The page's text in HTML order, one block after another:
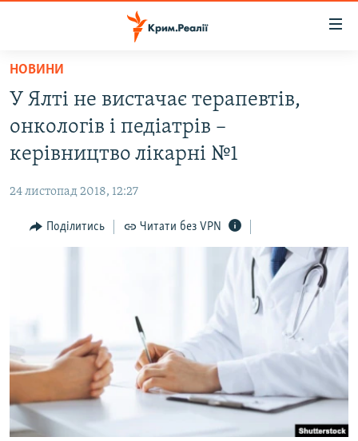
Перейти
основного
матеріалу
Перейти
до
основної
Перейти
ВІДЕО ТА ФОТО
БЛОГИ
ПОГЛЯД
ДЕПОРТАЦІЯ
ВІДЕОУРОКИ «ELIFBE»
СВІДЧЕННЯ ОКУПАЦІЇ
УКРАЇНСЬКА ПРОБЛЕМА КРИМУ
ЯК ОБІЙТИ БЛОКУВАННЯ
Qırımtatar
НОВИНИ
У Ялті не вистачає терапевтів,
онкологів і педіатрів –
керівництво лікарні №1
24 листопад 2018, 12:27
Поділитись Читати без VPN